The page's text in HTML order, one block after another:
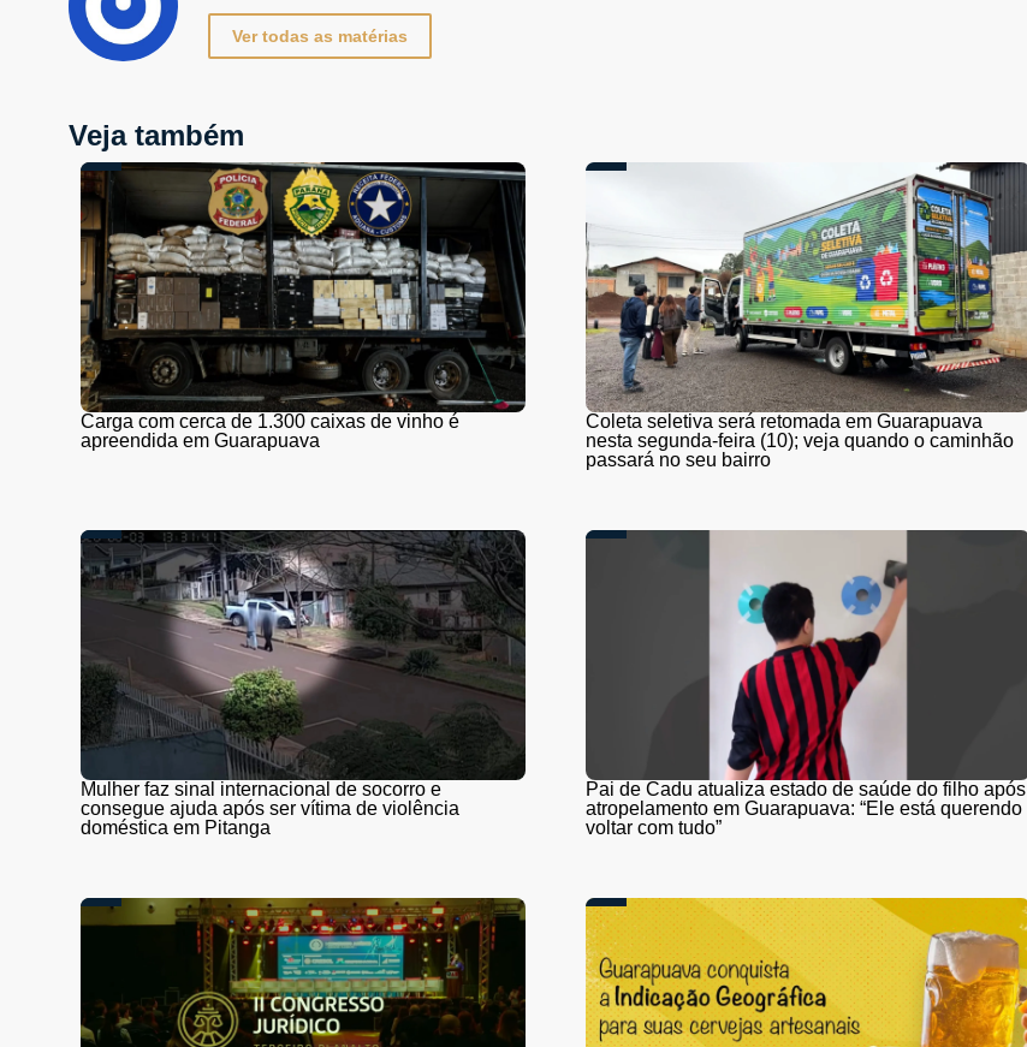
Ver todas as matérias
Veja também
Carga com cerca de 1.300 caixas de vinho é
apreendida em Guarapuava
Coleta seletiva será retomada em Guarapuava
nesta segunda-feira (10); veja quando o caminhão
passará no seu bairro
Mulher faz sinal internacional de socorro e
consegue ajuda após ser vítima de violência
doméstica em Pitanga
Pai de Cadu atualiza estado de saúde do filho após
atropelamento em Guarapuava: “Ele está querendo
voltar com tudo”